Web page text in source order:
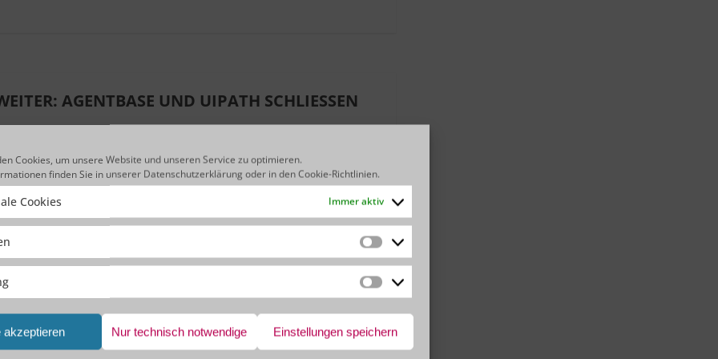
Cookies, um unsere Website und unseren Service zu optimieren.
finden Sie in unserer Datenschutzerklärung oder in denCookie-Richtlinien.
Cookies Immer aktiv
Statistiken
Marketing
akzeptieren Nur technisch notwendige Einstellungen speichern
AGENTBASE UND UIPATH SCHLIESSEN P
(RPA) ist für viele Unternehmen der nächste logische Schritt auf dem
Prozesse lassen sich durch RPA nahezu vollständig automatisieren.
der führenden RPA-Anbieter, eröffnet den Kunden der agentbase neue
Routineaufgaben. Denn UiPath bietet eine intuitive und
im Bereich Automatisierung.